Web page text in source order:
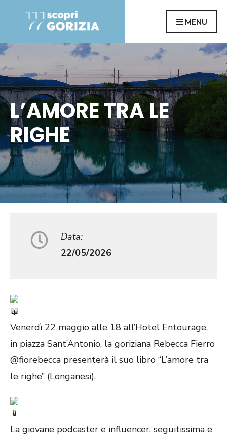
content
MENU
L’AMORE TRA LE
RIGHE
Data:
22/05/2026
Venerdì 22 maggio alle 18 all’Hotel Entourage,
in piazza Sant’Antonio, la goriziana Rebecca Fierro
@fiorebecca presenterà il suo libro “L’amore tra
le righe” (Longanesi).
La giovane podcaster e influencer, seguitissima e
for: